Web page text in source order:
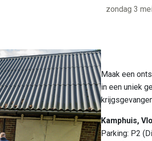
zondag 3
Maak een
in een uniek
Kamphuis,
Parking: P2